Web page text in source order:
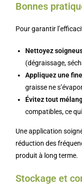
Bonnes
Pour garantir
Nettoyez
(dégraissage,
Appliquez une
graisse ne
Évitez tout
compatibles, ce
Une application
réduction des
produit à long terme.
Stockage et